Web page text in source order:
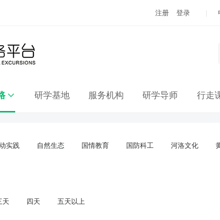
注册 登录 |
研学基地 服务机构 研学导师 行走
实践 自然生态 国情教育 国防科工 河洛文化
天 四天 五天以上